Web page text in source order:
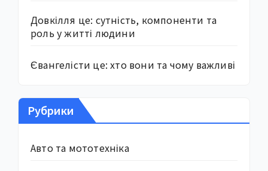
Довкілля це: сутність, компоненти та
роль у житті людини
Євангелісти це: хто вони та чому важливі
Рубрики
Авто та мототехніка